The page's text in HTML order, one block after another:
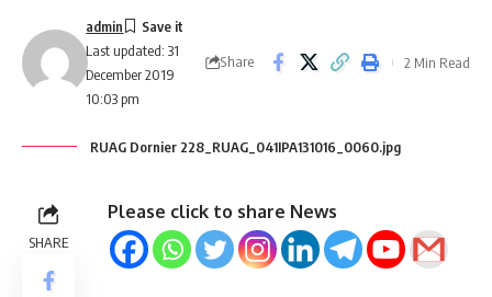
Last updated: 31
December 2019
10:03 pm
admin
Share 2 Min Read
RUAG Dornier 228_RUAG_041IPA131016_0060.jpg
SHARE
Please click to share News